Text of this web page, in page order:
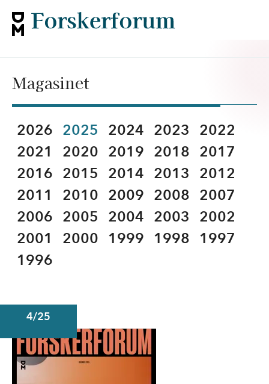
Magasinet
2026 2025 2024 2023
2022
2021
2020 2019 2018
2017
2016
2015 2014 2013
2012
2011
2010 2009 2008
2007
2006
2005 2004 2003
2002
2001
2000 1999 1998
1997
1996
4/25